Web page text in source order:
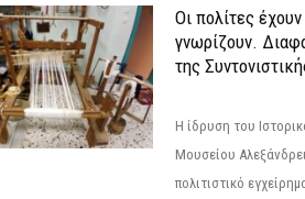
Οι πολίτες
γνωρίζουν.
της
Η ίδρυση του
Μουσείου
πολιτιστικό